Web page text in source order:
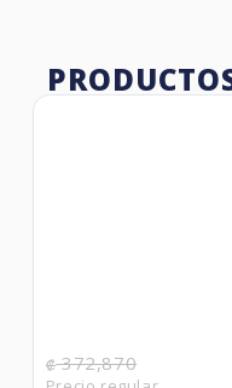
₡372,870